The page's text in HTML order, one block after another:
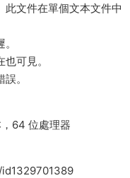
文件在單個文本文件中
可見。
。
64 位處理器